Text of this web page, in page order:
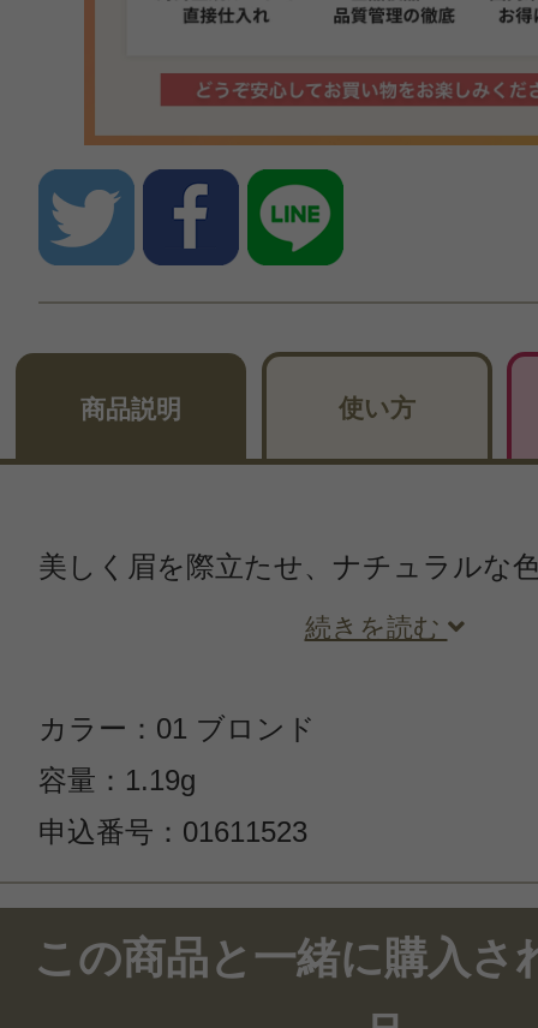
商品説明 使い方
美しく眉を際立たせ、ナチュラルな
続きを読む
カラー：01 ブロンド
容量：1.19g
申込番号：01611523
この商品と一緒に購入さ